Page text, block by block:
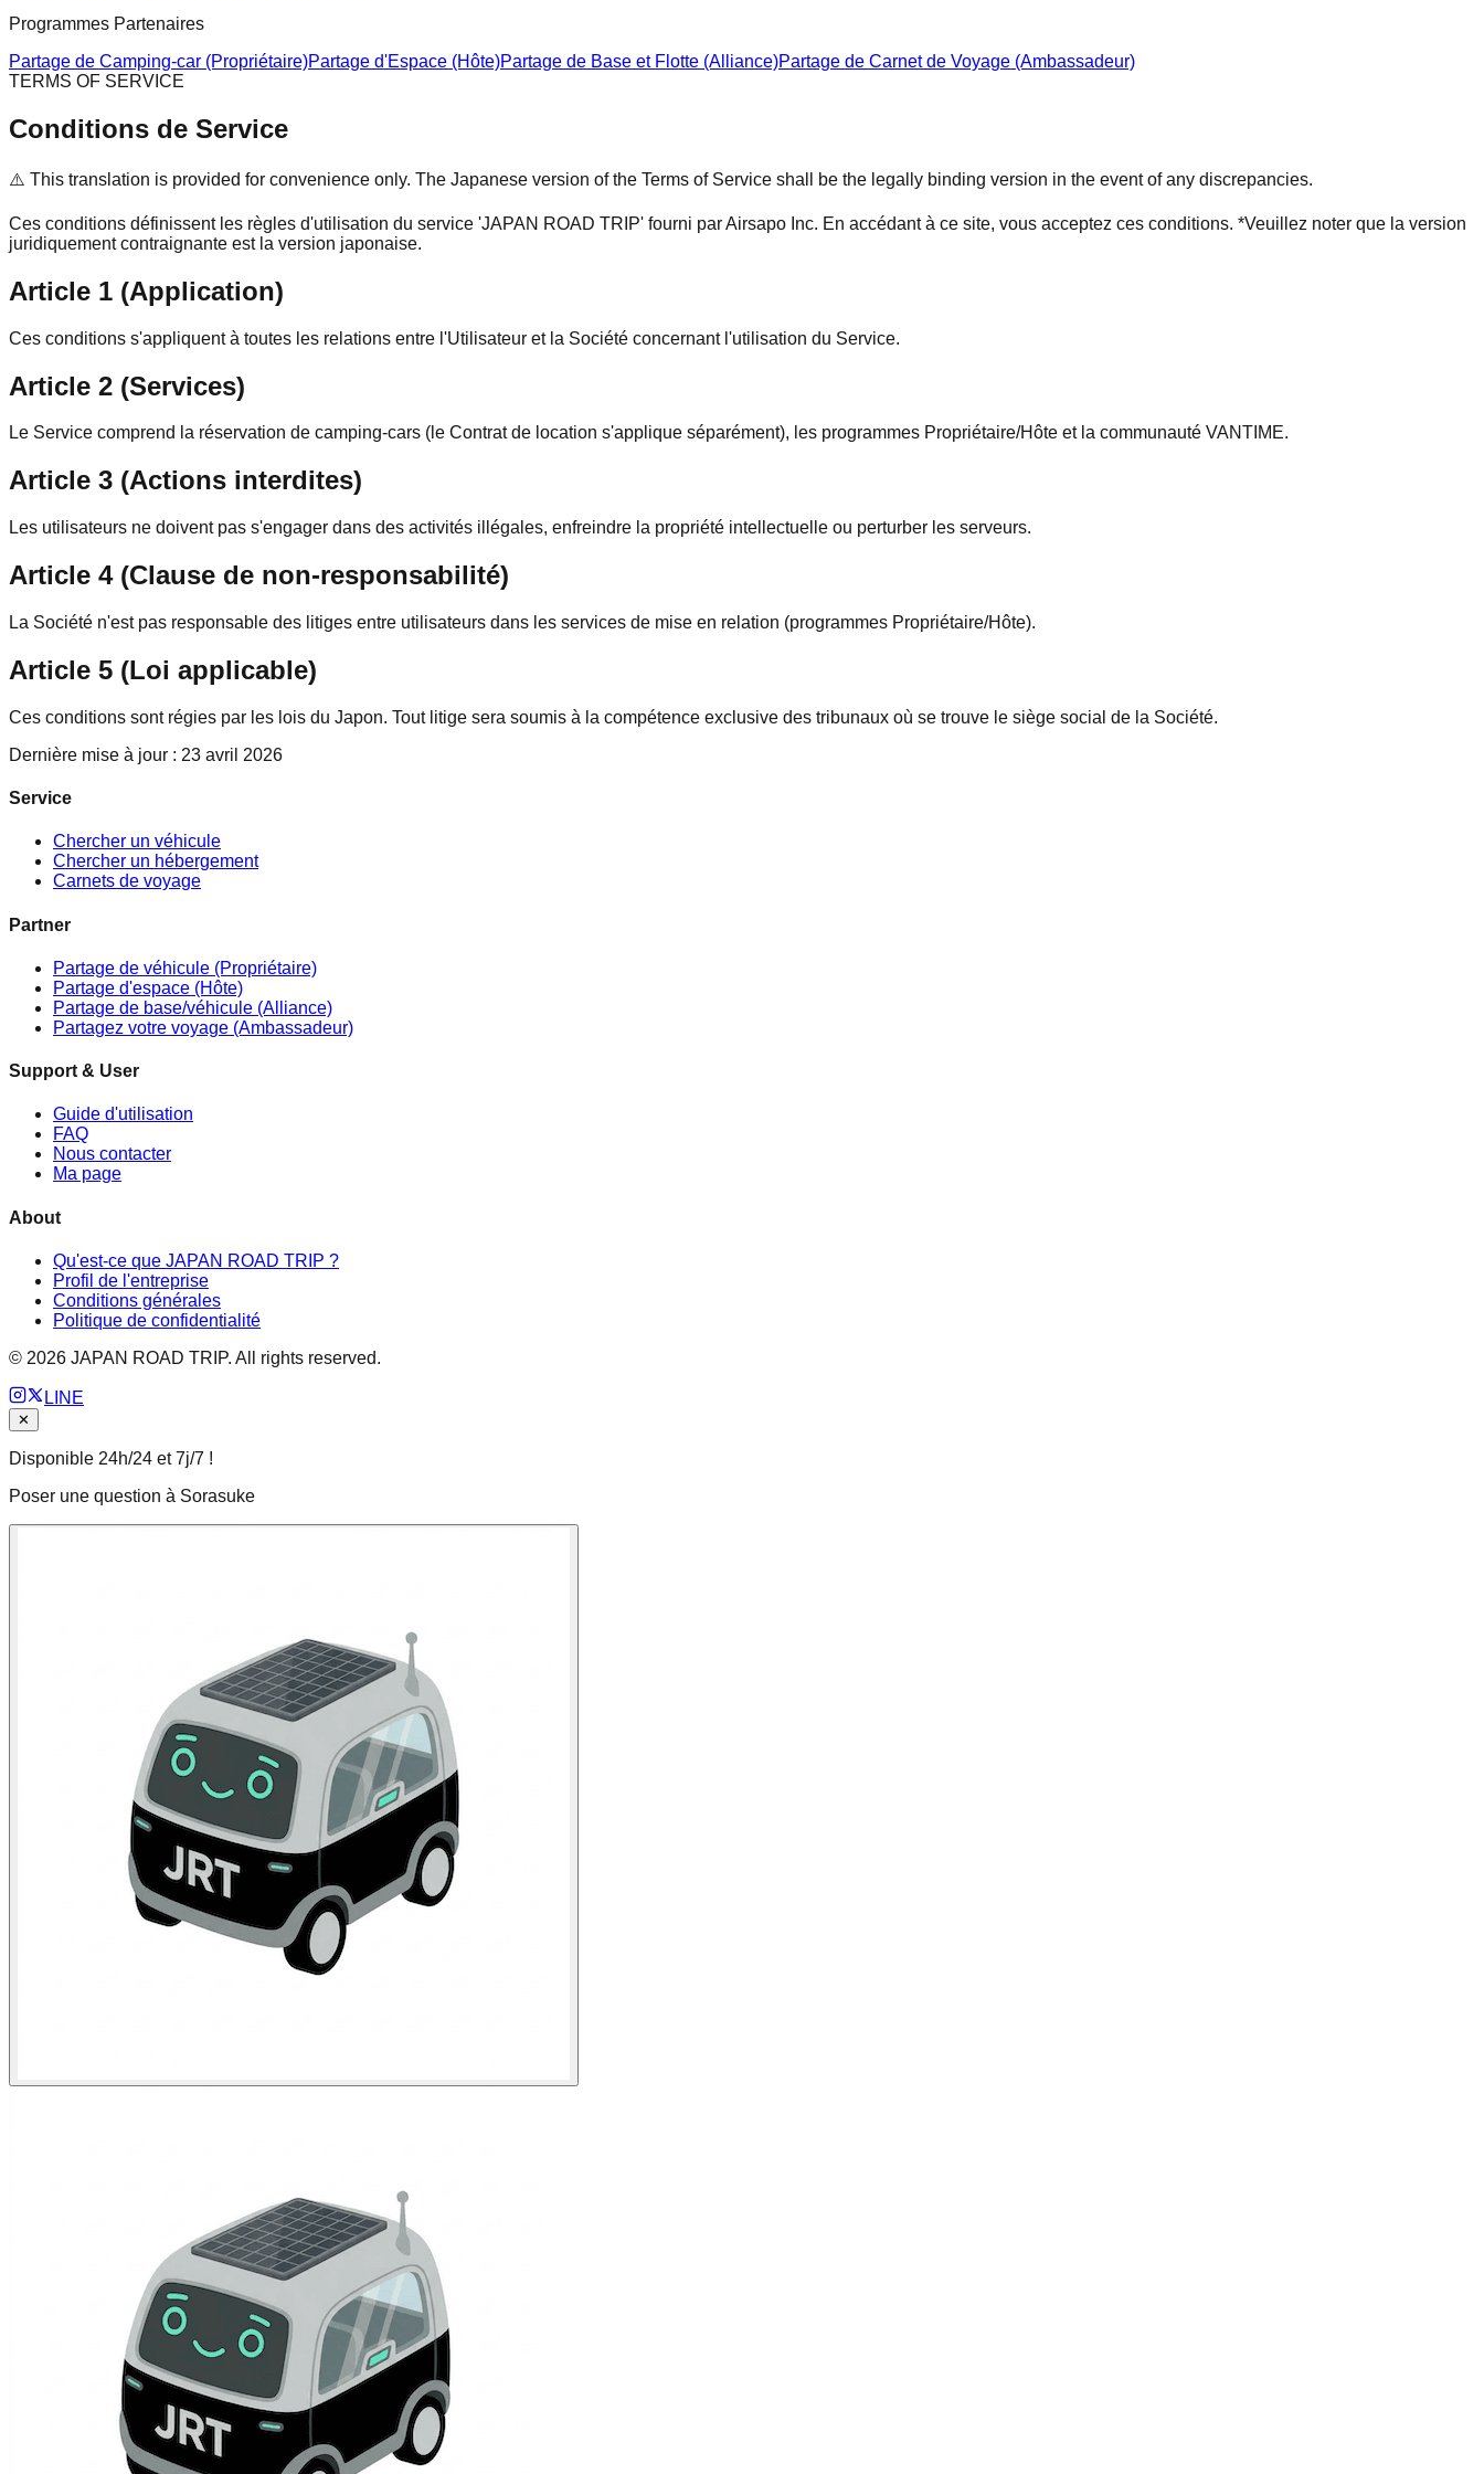
Programmes Partenaires
Partage de Camping-car (Propriétaire)Partage d'Espace (Hôte)Partage de Base et Flotte (Alliance)Partage de Carnet de Voyage (Ambassadeur)
TERMS OF SERVICE
Conditions de Service
⚠️ This translation is provided for convenience only. The Japanese version of the Terms of Service shall be the legally binding version in the event of any discrepancies.
Ces conditions définissent les règles d'utilisation du service 'JAPAN ROAD TRIP' fourni par Airsapo Inc. En accédant à ce site, vous acceptez ces conditions. *Veuillez noter que la version
juridiquement contraignante est la version japonaise.
Article 1 (Application)
Ces conditions s'appliquent à toutes les relations entre l'Utilisateur et la Société concernant l'utilisation du Service.
Article 2 (Services)
Le Service comprend la réservation de camping-cars (le Contrat de location s'applique séparément), les programmes Propriétaire/Hôte et la communauté VANTIME.
Article 3 (Actions interdites)
Les utilisateurs ne doivent pas s'engager dans des activités illégales, enfreindre la propriété intellectuelle ou perturber les serveurs.
Article 4 (Clause de non-responsabilité)
La Société n'est pas responsable des litiges entre utilisateurs dans les services de mise en relation (programmes Propriétaire/Hôte).
Article 5 (Loi applicable)
Ces conditions sont régies par les lois du Japon. Tout litige sera soumis à la compétence exclusive des tribunaux où se trouve le siège social de la Société.
Dernière mise à jour : 23 avril 2026
Service
Chercher un véhicule
Chercher un hébergement
Carnets de voyage
Partner
Partage de véhicule (Propriétaire)
Partage d'espace (Hôte)
Partage de base/véhicule (Alliance)
Partagez votre voyage (Ambassadeur)
Support & User
Guide d'utilisation
FAQ
Nous contacter
Ma page
About
Qu'est-ce que JAPAN ROAD TRIP ?
Profil de l'entreprise
Conditions générales
Politique de confidentialité
© 2026 JAPAN ROAD TRIP. All rights reserved.
LINE
✕
Disponible 24h/24 et 7j/7 !
Poser une question à Sorasuke